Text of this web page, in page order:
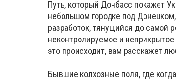
Путь, который Донбасс покажет
небольшом городке под
разработок, тянущийся до самой
неконтролируемое и
это происходит, вам расскажет
Бывшие колхозные поля, где